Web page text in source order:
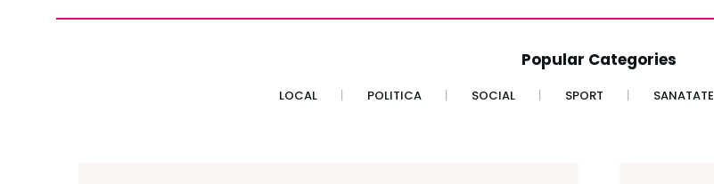
Popular Categories
LOCAL POLITICA SOCIAL SPORT SANATATE